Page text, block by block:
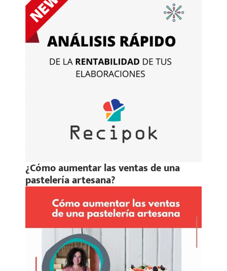
¿Cómo aumentar las ventas de una
pastelería artesana?